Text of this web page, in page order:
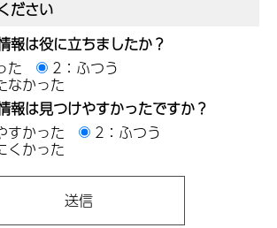
ださい
報は役に立ちましたか？
た
2：ふつう
なかった
報は見つけやすかったですか？
すかった
2：ふつう
くかった